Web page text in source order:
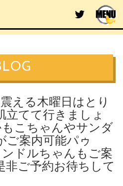
える木曜日はとり
立てて行きましょ
もこちゃんやサンダ
ご案内可能パゥ
ドルちゃんもご案
非ご予約お待ちして